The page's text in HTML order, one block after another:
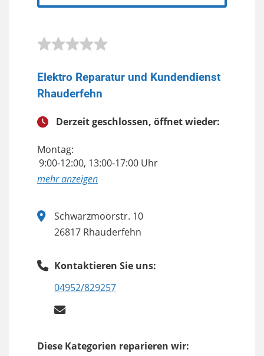
Elektro Reparatur und Kundendienst
Rhauderfehn
Derzeit geschlossen, öffnet wieder:
Montag:
9:00-12:00, 13:00-17:00 Uhr
anzeigen
Schwarzmoorstr. 10
26817 Rhauderfehn
Kontaktieren Sie uns:
04952/829257
Diese Kategorien reparieren wir: